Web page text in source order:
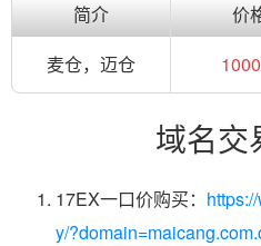
简介 价
麦仓，迈仓
1000
域名交
17EX一口价购买：
y/